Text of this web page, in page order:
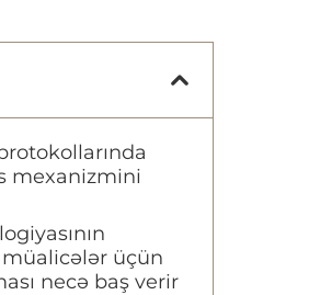
mexanizmini
müalicələr üçün
necə baş verir